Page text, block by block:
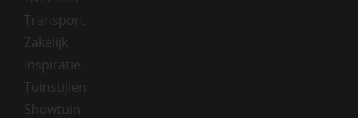
Transport
Zakelijk
Inspiratie
Tuinstijlen
Showtuin